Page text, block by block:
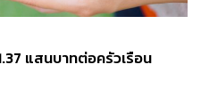
แสนบาทต่อครัวเรือน